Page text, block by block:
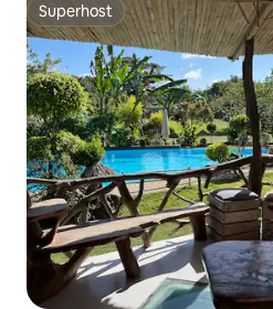
Superhost
Superhost